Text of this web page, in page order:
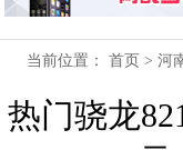
当前位置：首页 >河
热门骁龙